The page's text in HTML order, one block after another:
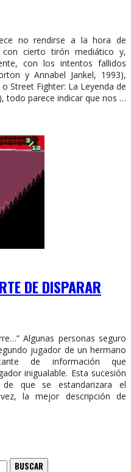
no rendirse a la hora de
con cierto tirón mediático y,
con los intentos fallidos
y Annabel Jankel, 1993),
Street Fighter: La Leyenda de
todo parece indicar que nos …
DE DISPARAR
Algunas personas seguro
jugador de un hermano
de información que
inigualable. Esta sucesión
que se estandarizara el
la mejor descripción de